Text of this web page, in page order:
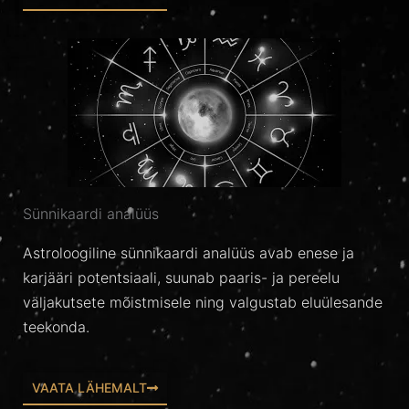
Sünnikaardi analüüs
Astroloogiline sünnikaardi analüüs avab enese ja
karjääri potentsiaali, suunab paaris- ja pereelu
väljakutsete mõistmisele ning valgustab eluülesande
teekonda.
VAATA LÄHEMALT